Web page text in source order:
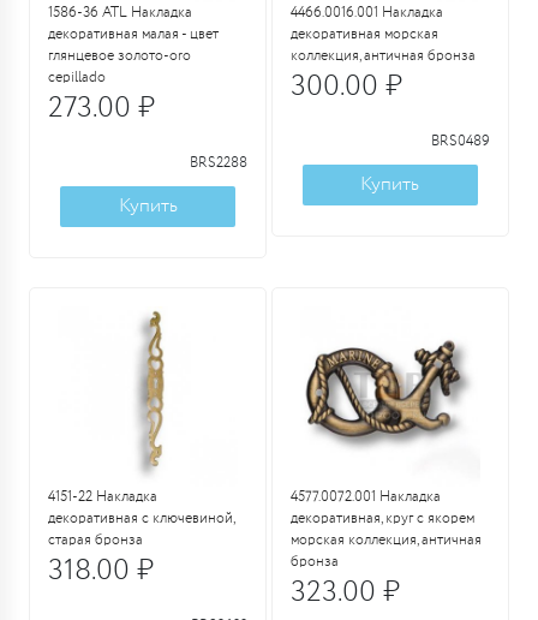
1586-36 ATL Накладка
декоративная малая - цвет
глянцевое золото-oro
cepillado
273.00 ₽
BRS2288
Купить
4466.0016.001 Накладка
декоративная морская
коллекция, античная бронза
300.00 ₽
BRS0489
Купить
4151-22 Накладка
декоративная с ключевиной,
старая бронза
318.00 ₽
4577.0072.001 Накладка
декоративная, круг с якорем
морская коллекция, античная
бронза
323.00 ₽